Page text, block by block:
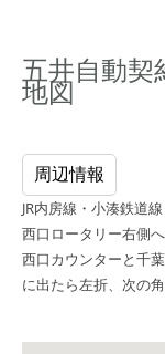
五井自動契
地図
周辺情報
JR内房線・小湊鉄道
西口ロータリー右側
西口カウンターと千
に出たら左折、次の